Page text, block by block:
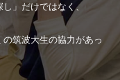
」だけではなく、
筑波大生の協力があっ